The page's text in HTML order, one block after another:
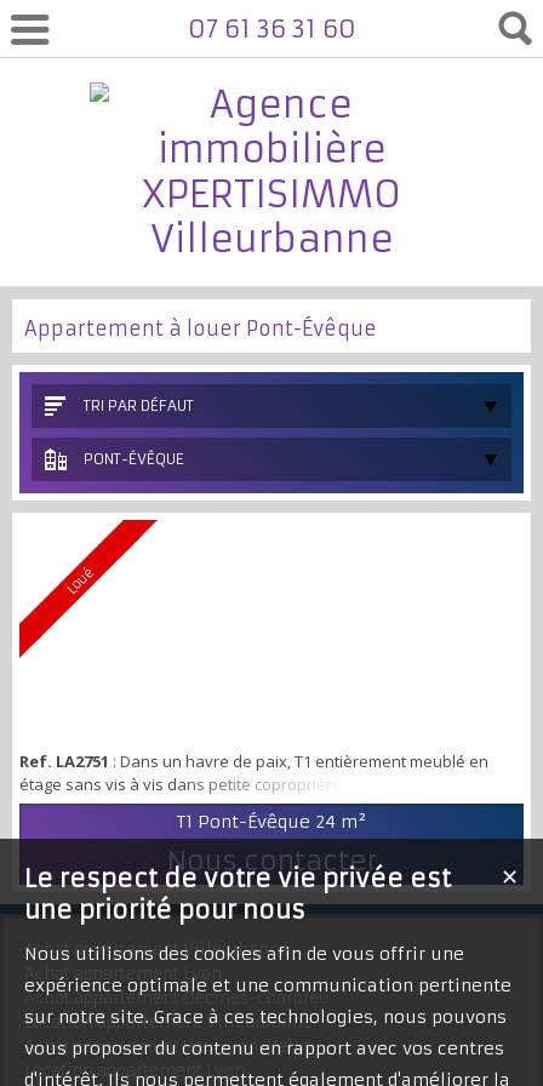
07 61 36 31 60
Appartement à louer Pont-Évêque
TRI PAR DÉFAUT
PONT-ÉVÊQUE
Loué
Ref. LA2751 : Dans un havre de paix, T1 entièrement meublé en
étage sans vis à vis dans petite copropriété au calme, comprenant
une entré, séjour avec cuisine u.s meublé équipée, une chambre,
une salle d'eau, un w.c séparé. place de parking privative en
surface. Yoni CHEKROUN 07 61 36 31 60
T1 Pont-Évêque 24 m²
Nous contacter
Achat appartement Villeurbanne
Achat appartement Lyon
Achat appartement Décines-Charpieu
Location appartement Villeurbanne
Achat appartement Vaulx-en-Velin
Location appartement Lyon
✕
Le respect de votre vie privée est
une priorité pour nous
Nous utilisons des cookies afin de vous offrir une
expérience optimale et une communication pertinente
sur notre site. Grace à ces technologies, nous pouvons
vous proposer du contenu en rapport avec vos centres
d'intérêt. Ils nous permettent également d'améliorer la